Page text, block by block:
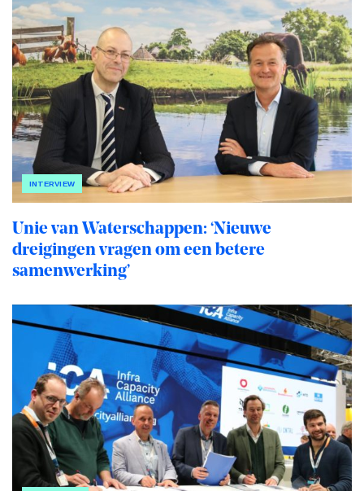
INTERVIEW
Unie van Waterschappen: ‘Nieuwe
dreigingen vragen om een betere
samenwerking’